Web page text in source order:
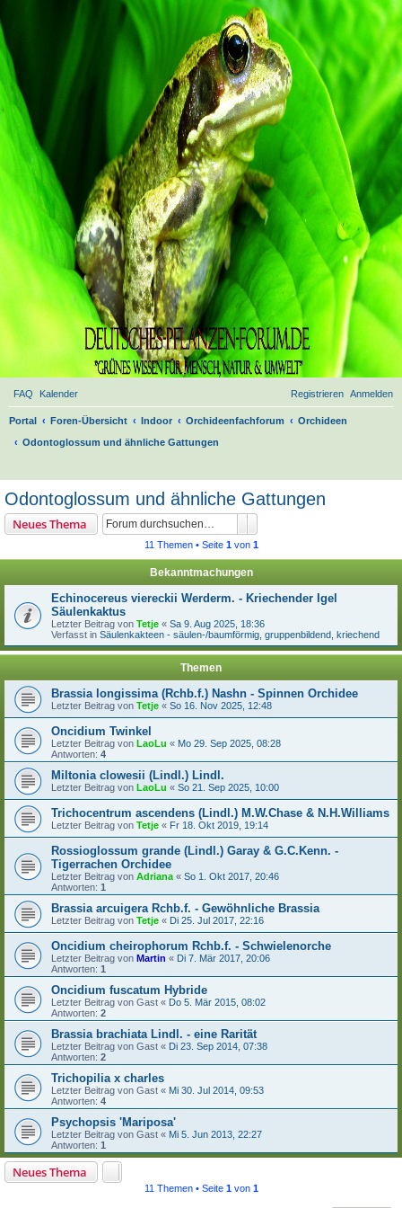
FAQ Kalender Anmelden
Registrieren
Portal Foren-Übersicht Indoor Orchideenfachforum
Orchideen
Odontoglossum und ähnliche Gattungen
Odontoglossum und ähnliche Gattungen
Neues Thema
11 Themen • Seite 1von 1
Bekanntmachungen
Echinocereus viereckii Werderm. - Kriechender Igel
Säulenkaktus
Letzter Beitrag von Tetje « Sa 9. Aug 2025, 18:36
Verfasst in Säulenkakteen - säulen-/baumförmig, gruppenbildend, kriechend
Themen
Brassia longissima (Rchb.f.) Nashn - Spinnen Orchidee
Letzter Beitrag von Tetje « So 16. Nov 2025, 12:48
Oncidium Twinkel
Letzter Beitrag von LaoLu « Mo 29. Sep 2025, 08:28
Antworten: 4
Miltonia clowesii (Lindl.) Lindl.
Letzter Beitrag von LaoLu « So 21. Sep 2025, 10:00
Trichocentrum ascendens (Lindl.) M.W.Chase & N.H.Williams
Letzter Beitrag von Tetje « Fr 18. Okt 2019, 19:14
Rossioglossum grande (Lindl.) Garay & G.C.Kenn. -
Tigerrachen Orchidee
Letzter Beitrag von Adriana « So 1. Okt 2017, 20:46
Antworten: 1
Brassia arcuigera Rchb.f. - Gewöhnliche Brassia
Letzter Beitrag von Tetje « Di 25. Jul 2017, 22:16
Oncidium cheirophorum Rchb.f. - Schwielenorche
Letzter Beitrag von Martin « Di 7. Mär 2017, 20:06
Antworten: 1
Oncidium fuscatum Hybride
Letzter Beitrag von Gast « Do 5. Mär 2015, 08:02
Antworten: 2
Brassia brachiata Lindl. - eine Rarität
Letzter Beitrag von Gast « Di 23. Sep 2014, 07:38
Antworten: 2
Trichopilia x charles
Letzter Beitrag von Gast « Mi 30. Jul 2014, 09:53
Antworten: 4
Psychopsis 'Mariposa'
Letzter Beitrag von Gast « Mi 5. Jun 2013, 22:27
Antworten: 1
Neues Thema
11 Themen • Seite 1von 1